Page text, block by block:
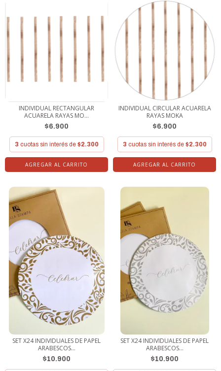
INDIVIDUAL RECTANGULAR
ACUARELA RAYAS MO...
$6.900
3 cuotas sin interés de $2.300
INDIVIDUAL CIRCULAR ACUARELA
RAYAS MOKA
$6.900
3 cuotas sin interés de $2.300
SET X24 INDIVIDUALES DE PAPEL
ARABESCOS...
$10.900
SET X24 INDIVIDUALES DE PAPEL
ARABESCOS...
$10.900